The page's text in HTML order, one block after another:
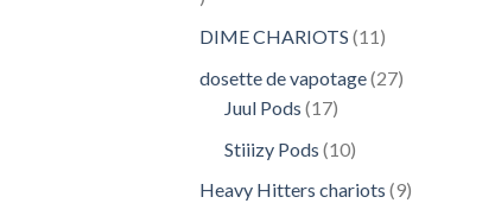
DIME CHARIOTS 1111
dosette de vapotage 2727
Juul Pods 1717
Stiiizy Pods 1010
Heavy Hitters chariots 99